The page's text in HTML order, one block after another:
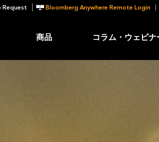
Request Bloomberg Anywhere Remote Login
商品 コラム・ウェビナ